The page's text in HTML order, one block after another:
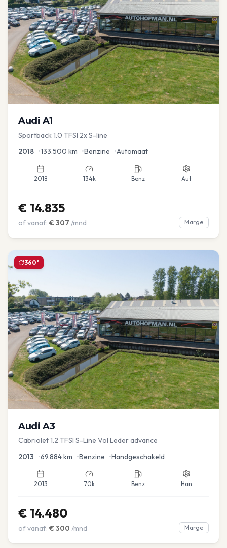
Audi A1
Sportback 1.0 TFSI 2x S-line
2018 •133.500 km •Benzine •Automaat
2018 134k Benz Aut
€ 14.835
of vanaf: € 307 /mnd Marge
360°
Audi A3
Cabriolet 1.2 TFSI S-Line Vol Leder advance
2013 •69.884km •Benzine •Handgeschakeld
2013 70k Benz Han
€ 14.480
of vanaf: € 300 /mnd Marge